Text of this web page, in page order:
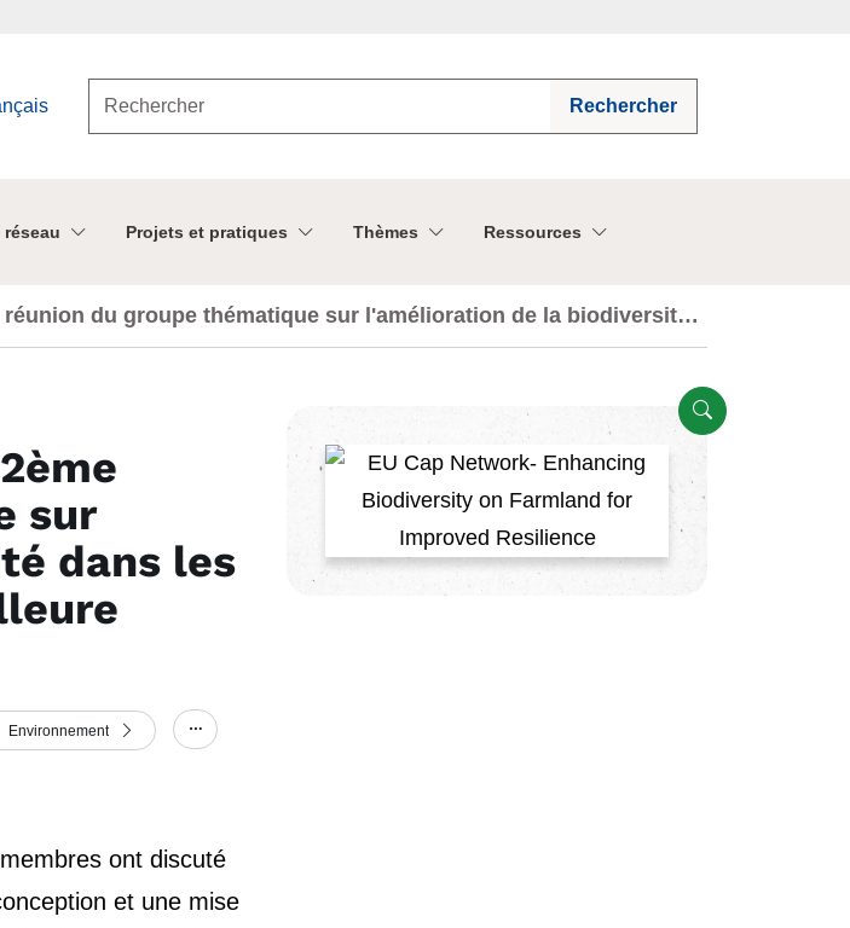
Rechercher
réseau Projets et pratiques Thèmes Ressources
du groupe thématique sur l'amélioration de la biodiversité
résilience
sur
dans les
Environnement
ont discuté
et une mise
Ouvert